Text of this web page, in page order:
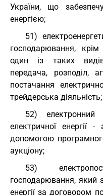
України, що
енергією;
51)
господарювання,
один із таких видів
передача, розподіл,
постачання
трейдерська діяльність;
52) електронний
електричної енергії
допомогою
аукціону;
53)
господарювання, який
енергії за договором